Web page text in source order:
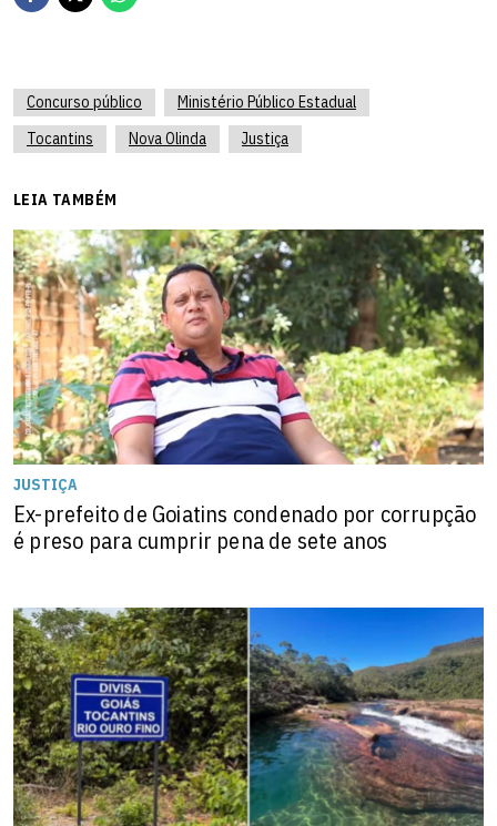
Concurso público
Ministério Público Estadual
Tocantins
Nova Olinda Justiça
LEIA TAMBÉM
JUSTIÇA
Ex-prefeito de Goiatins condenado por corrupção
é preso para cumprir pena de sete anos